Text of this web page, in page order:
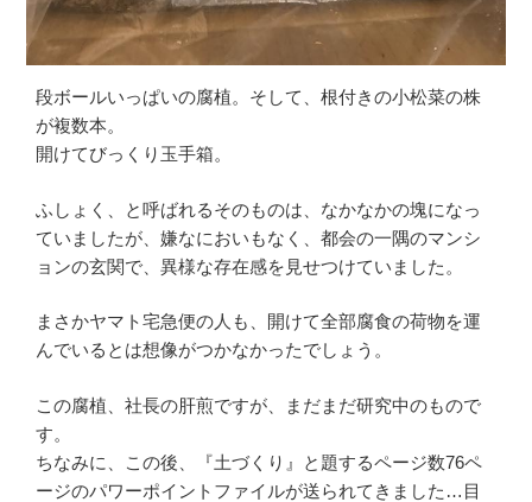
段ボールいっぱいの腐植。そして、根付きの小松菜の株
が複数本。
開けてびっくり玉手箱。
ふしょく、と呼ばれるそのものは、なかなかの塊になっ
ていましたが、嫌なにおいもなく、都会の一隅のマンシ
ョンの玄関で、異様な存在感を見せつけていました。
まさかヤマト宅急便の人も、開けて全部腐食の荷物を運
んでいるとは想像がつかなかったでしょう。
この腐植、社長の肝煎ですが、まだまだ研究中のもので
す。
ちなみに、この後、『土づくり』と題するページ数76ペ
ージのパワーポイントファイルが送られてきました…目